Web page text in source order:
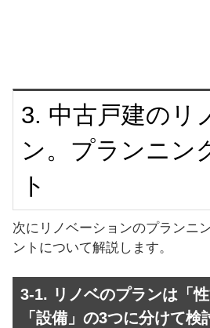
3. 中古戸建のリ
ン。プランニン
ト
次にリノベーションのプランニ
ントについて解説します。
3-1. リノベのプランは「性
「設備」の3つに分けて検